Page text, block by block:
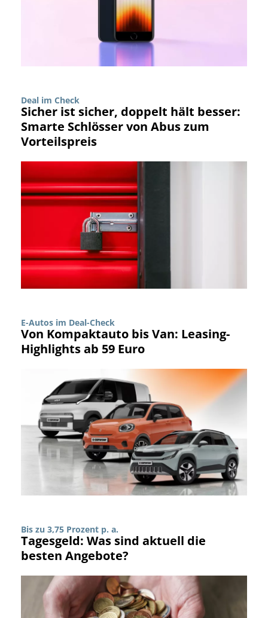
Deal im Check
Sicher ist sicher, doppelt hält besser:
Smarte Schlösser von Abus zum
Vorteilspreis
E-Autos im Deal-Check
Von Kompaktauto bis Van: Leasing-
Highlights ab 59 Euro
Bis zu 3,75 Prozent p. a.
Tagesgeld: Was sind aktuell die
besten Angebote?